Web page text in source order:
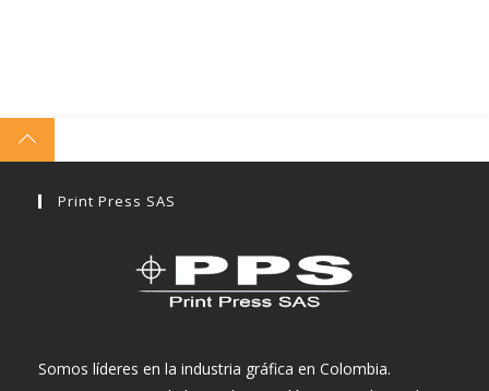
Print Press SAS
Somos líderes en la industria gráfica en Colombia.